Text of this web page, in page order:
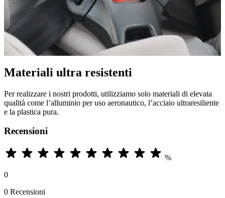
Materiali ultra resistenti
Per realizzare i nostri prodotti, utilizziamo solo materiali di elevata
qualità come l’alluminio per uso aeronautico, l’acciaio ultraresiliente
e la plastica pura.
Recensioni
%
0
0 Recensioni